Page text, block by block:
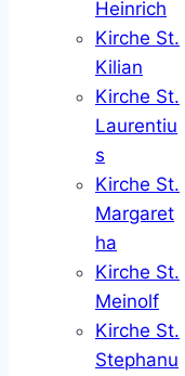
Heinrich
Kirche St.
Kilian
Kirche St.
Laurentiu
s
Kirche St.
Margaret
ha
Kirche St.
Meinolf
Kirche St.
Stephanu